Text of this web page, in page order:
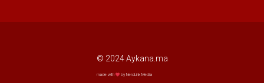
© 2024 Aykana.ma
made with by NeroLink Media